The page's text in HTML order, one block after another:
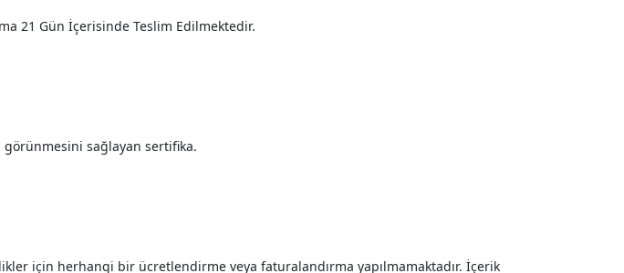
21 Gün İçerisinde Teslim Edilmektedir.
görünmesini sağlayan sertifika.
için herhangi bir ücretlendirme veya faturalandırma yapılmamaktadır. İçerik